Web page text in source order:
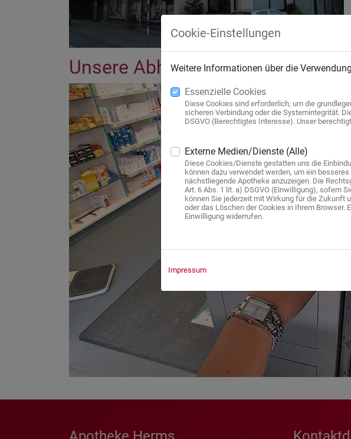
Unsere Abholfächer
Cookie-Einstellungen
Weitere Informationen über die
Essenzielle Cookies
Diese Cookies sind erforderlich, um die
sicheren Verbindung oder die Systemintegrität.
DSGVO (Berechtigtes Interesse). Unser
Externe Medien/Dienste (Alle)
Diese Cookies/Dienste gestatten uns die
können dazu verwendet werden, um ein
nächstliegende Apotheke anzuzeigen. Die
Art. 6 Abs. 1 lit. a) DSGVO (Einwilligung), sofern
können Sie jederzeit mit Wirkung für die Zukunft
oder das Löschen der Cookies in Ihrem Browser.
Einwilligung widerrufen.
Impressum